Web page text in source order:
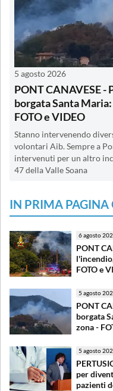
5 agosto 2026
PONT CANAVESE -
borgata Santa
FOTO e VIDEO
Stanno intervenendo
volontari Aib. Sempre a
intervenuti per un altro
47 della Valle Soana
IN PRIMA PAGINA
6 agosto
PONT
FOTO e
5 agosto
PONT
borgata
zona -
5 agosto
per
pazienti